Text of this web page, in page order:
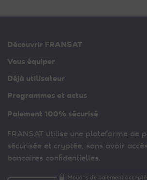
Découvrir FRANSAT
Vous équiper
Déjà utilisateur
Programmes et actus
Paiement 100% sécurisé
FRANSAT utilise une plateforme de
sécurisée et cryptée, sans avoir
bancaires confidentielles.